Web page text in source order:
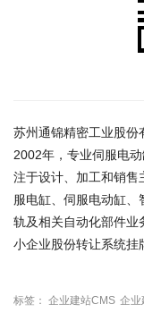
苏州通锦精密工业股份
2002年，专业伺服电
注于设计、加工和销售
服电缸、伺服电动缸
轨及相关自动化部件业
小企业股份转让系统挂
标签： 企业建站CMS 企业